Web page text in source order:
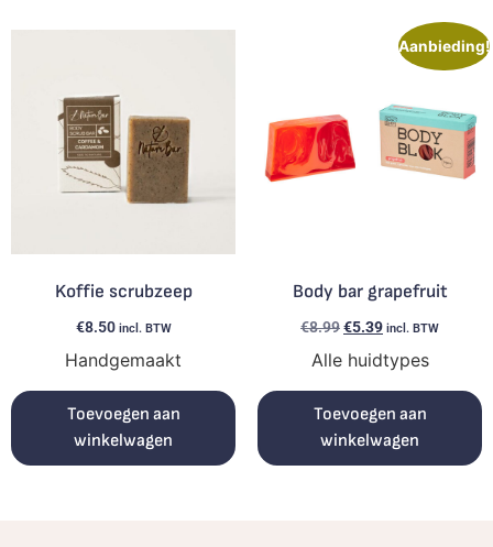
Koffie scrubzeep
€8.50 incl. BTW
Handgemaakt
Toevoegen aan
winkelwagen
Aanbieding!
Body bar grapefruit
€8.99€5.39 incl. BTW
Alle huidtypes
Toevoegen aan
winkelwagen